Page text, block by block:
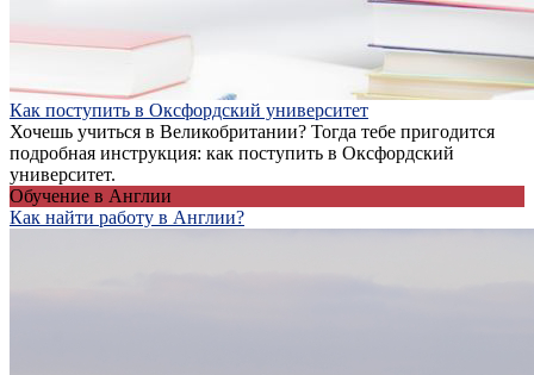
Как поступить в Оксфордский университет
Хочешь учиться в Великобритании? Тогда тебе пригодится
подробная инструкция: как поступить в Оксфордский
университет.
Обучение в Англии
Как найти работу в Англии?